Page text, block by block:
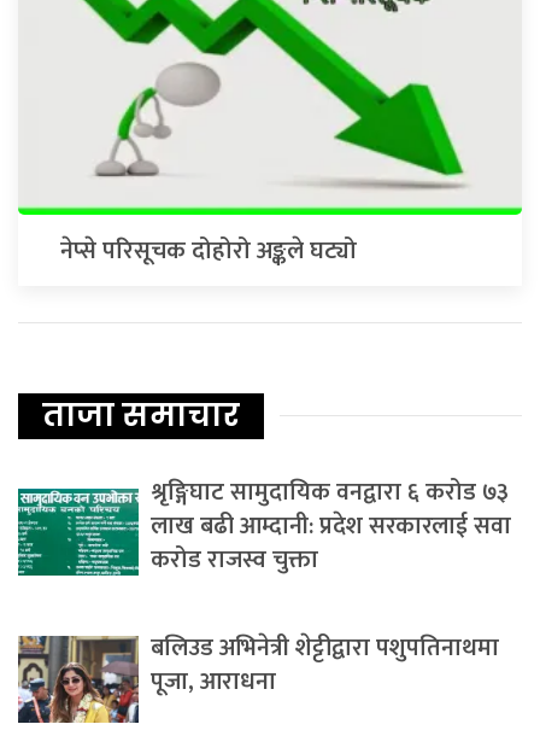
नेप्से परिसूचक दोहोरो अङ्कले घट्यो
ताजा समाचार
श्रृङ्गिघाट सामुदायिक वनद्वारा ६ करोड ७३
लाख बढी आम्दानी: प्रदेश सरकारलाई सवा
करोड राजस्व चुक्ता
बलिउड अभिनेत्री शेट्टीद्वारा पशुपतिनाथमा
पूजा, आराधना